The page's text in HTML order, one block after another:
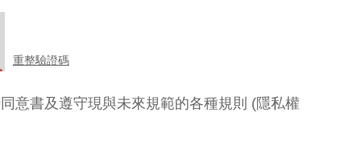
重整驗證碼
意書及遵守現與未來規範的各種規則 (隱私權